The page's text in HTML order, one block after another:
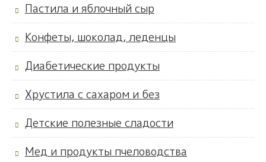
Пастила и яблочный сыр
Конфеты, шоколад, леденцы
Диабетические продукты
Хрустила с сахаром и без
Детские полезные сладости
Мед и продукты пчеловодства